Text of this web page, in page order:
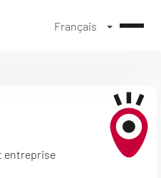
Français
entreprise